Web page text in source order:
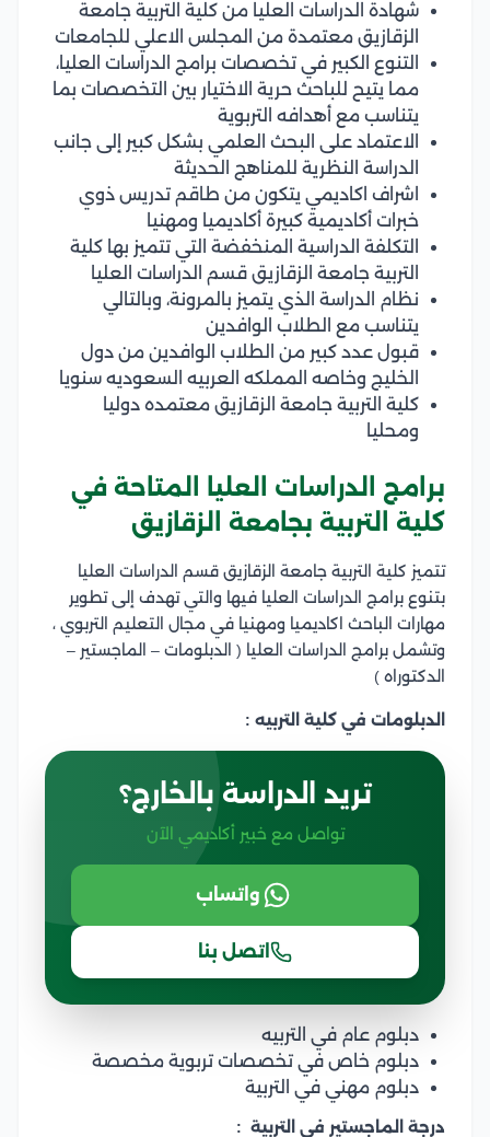
شهادة الدراسات العليا من كلية التربية جامعة
الزقازيق معتمدة من المجلس الاعلي للجامعات
التنوع الكبير في تخصصات برامج الدراسات العليا،
مما يتيح للباحث حرية الاختيار بين التخصصات بما
يتناسب مع أهدافه التربوية
الاعتماد على البحث العلمي بشكل كبير إلى جانب
الدراسة النظرية للمناهج الحديثة
اشراف اكاديمي يتكون من طاقم تدريس ذوي
خبرات أكاديمية كبيرة أكاديميا ومهنيا
التكلفة الدراسية المنخفضة التي تتميز بها كلية
التربية جامعة الزقازيق قسم الدراسات العليا
نظام الدراسة الذي يتميز بالمرونة، وبالتالي
يتناسب مع الطلاب الوافدين
قبول عدد كبير من الطلاب الوافدين من دول
الخليج وخاصه المملكه العربيه السعوديه سنويا
كلية التربية جامعة الزقازيق معتمده دوليا
ومحليا
برامج الدراسات العليا المتاحة في
كلية التربية بجامعة الزقازيق
تتميز كلية التربية جامعة الزقازيق قسم الدراسات العليا
بتنوع برامج الدراسات العليا فيها والتي تهدف إلى تطوير
مهارات الباحث اكاديميا ومهنيا في مجال التعليم التربوي ،
وتشمل برامج الدراسات العليا ( الدبلومات – الماجستير –
الدكتوراه )
الدبلومات في كلية التربيه :
تريد الدراسة بالخارج؟
تواصل مع خبير أكاديمي الآن
واتساب
اتصل بنا
دبلوم عام في التربيه
دبلوم خاص في تخصصات تربوية مخصصة
دبلوم مهني في التربية
درجة الماجستير في التربية :